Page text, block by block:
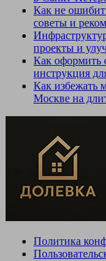
Как не
советы и
проекты и
Как оформить
инструкция
Как избежать
Москве на
Политика